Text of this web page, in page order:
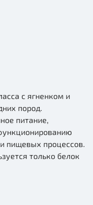
с ягненком и
пород.
питание,
пищевых процессов.
только белок